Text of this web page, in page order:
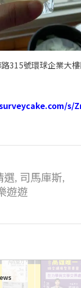
315號環球企業大
s/
選, 司馬庫斯,
遊遊